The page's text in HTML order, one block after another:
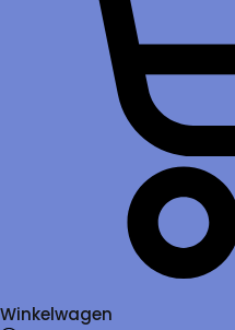
Winkelwagen